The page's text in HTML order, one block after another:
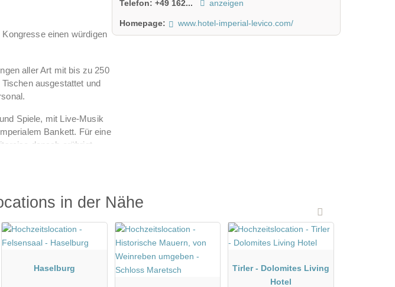
einen würdigen
aller Art mit bis zu 250
ausgestattet und
Spiele, mit Live-Musik
Bankett. Für eine
danach erübrigt
Telefon:+49 162... anzeigen
Homepage: www.hotel-imperial-levico.com/
in der Nähe
Haselburg
Tirler - Dolomites Living
Hotel